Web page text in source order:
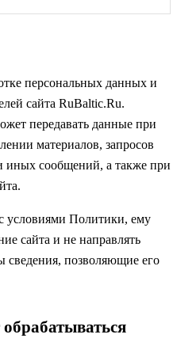
персональных данных и
сайта RuBaltic.Ru.
передавать данные при
материалов, запросов
иных сообщений, а также при
условиями Политики, ему
сайта и не направлять
сведения, позволяющие его